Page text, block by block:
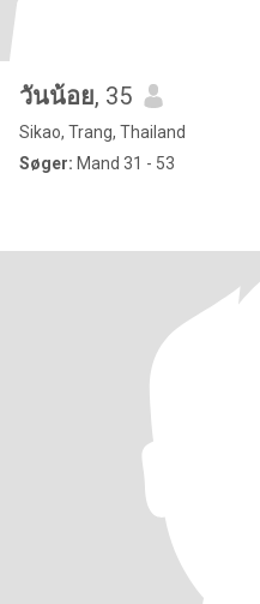
วันน้อย, 35
Sikao, Trang, Thailand
Søger: Mand 31 - 53